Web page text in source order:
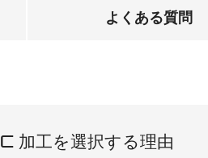
よくある質問
加工を選択する理由